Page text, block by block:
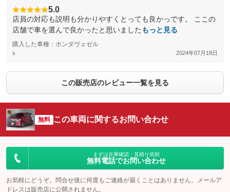
5.0
店員の対応も説明も分かりやすくとっても良かっです。 ここの
店舗で車を選んで良かったと思いました もっと見る
購入した車種：ホンダヴェゼル
s 2024年07月18日
この販売店のレビュー一覧を見る
無料 この車両に関するお問い合わせ
まずは在庫確認・見積り依頼
無料電話でお問い合わせ
お気軽にどうぞ。問合せ後に何度もご連絡が届くことはありません。メールア
ドレスは販売店に公開されません。